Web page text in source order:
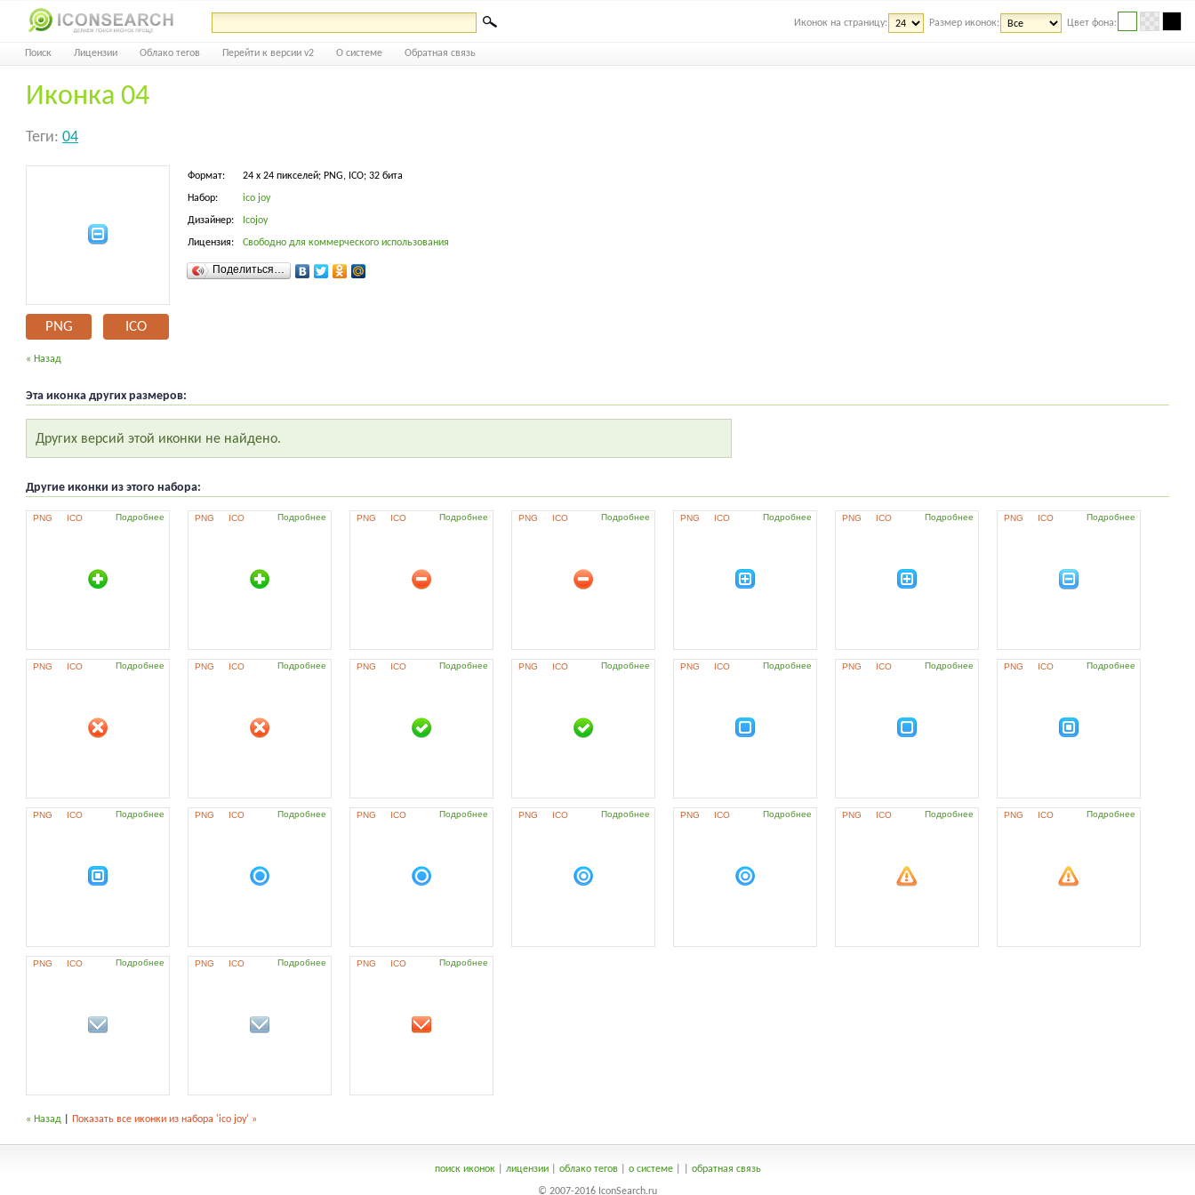
Иконок на страницу: Размер иконок: Цвет фона:
Поиск Лицензии Облако тегов Перейти к версии v2 О системе Обратная связь
Иконка 04
Теги: 04
PNG ICO
Формат: 24 x 24 пикселей; PNG, ICO; 32 бита
Набор: ico joy
Дизайнер: Icojoy
Лицензия: Свободно для коммерческого использования
Поделиться…
« Назад
Эта иконка других размеров:
Других версий этой иконки не найдено.
Другие иконки из этого набора:
PNG ICO Подробнее PNG ICO Подробнее PNG ICO Подробнее PNG ICO Подробнее PNG ICO Подробнее PNG ICO Подробнее PNG ICO Подробнее
PNG ICO Подробнее PNG ICO Подробнее PNG ICO Подробнее PNG ICO Подробнее PNG ICO Подробнее PNG ICO Подробнее PNG ICO Подробнее
PNG ICO Подробнее PNG ICO Подробнее PNG ICO Подробнее PNG ICO Подробнее PNG ICO Подробнее PNG ICO Подробнее PNG ICO Подробнее
PNG ICO Подробнее PNG ICO Подробнее PNG ICO Подробнее
« Назад Показать все иконки из набора 'ico joy' »
поиск иконок| лицензии| облако тегов| о системе| обратная связь
© 2007-2016 IconSearch.ru